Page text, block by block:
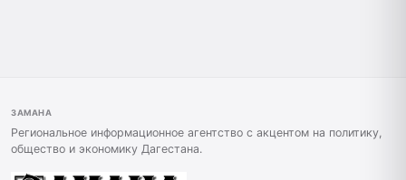
ЗАМАНА
Региональное информационное агентство с акцентом на политику,
общество и экономику Дагестана.